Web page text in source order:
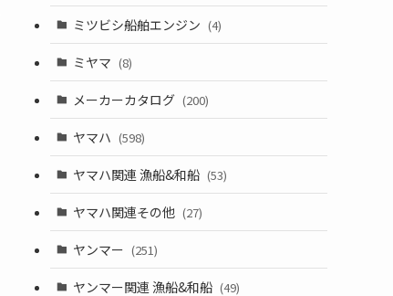
ミツビシ船舶エンジン (4)
ミヤマ (8)
メーカーカタログ (200)
ヤマハ (598)
ヤマハ関連 漁船&和船 (53)
ヤマハ関連その他 (27)
ヤンマー (251)
ヤンマー関連 漁船&和船 (49)